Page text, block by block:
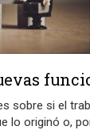
sobre si el
lo originó o,